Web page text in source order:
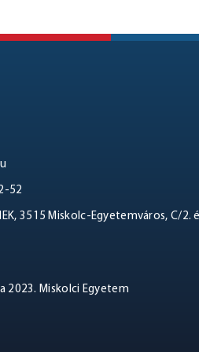
52
3515 Miskolc-Egyetemváros, C/2.
Miskolci Egyetem